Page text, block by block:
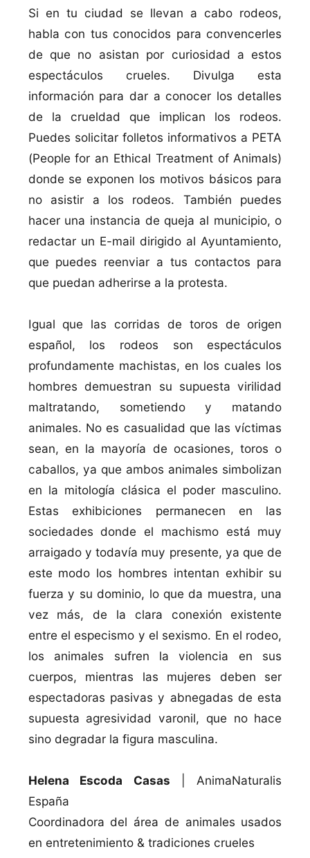
Si en tu ciudad se llevan a cabo rodeos,
habla con tus conocidos para convencerles
de que no asistan por curiosidad a estos
espectáculos crueles. Divulga esta
información para dar a conocer los detalles
de la crueldad que implican los rodeos.
Puedes solicitar folletos informativos a PETA
(People for an Ethical Treatment of Animals)
donde se exponen los motivos básicos para
no asistir a los rodeos. También puedes
hacer una instancia de queja al municipio, o
redactar un E-mail dirigido al Ayuntamiento,
que puedes reenviar a tus contactos para
que puedan adherirse a la protesta.
Igual que las corridas de toros de origen
español, los rodeos son espectáculos
profundamente machistas, en los cuales los
hombres demuestran su supuesta virilidad
maltratando, sometiendo y matando
animales. No es casualidad que las ví­ctimas
sean, en la mayorí­a de ocasiones, toros o
caballos, ya que ambos animales simbolizan
en la mitologí­a clásica el poder masculino.
Estas exhibiciones permanecen en las
sociedades donde el machismo está muy
arraigado y todaví­a muy presente, ya que de
este modo los hombres intentan exhibir su
fuerza y su dominio, lo que da muestra, una
vez más, de la clara conexión existente
entre el especismo y el sexismo. En el rodeo,
los animales sufren la violencia en sus
cuerpos, mientras las mujeres deben ser
espectadoras pasivas y abnegadas de esta
supuesta agresividad varonil, que no hace
sino degradar la figura masculina.
Helena Escoda Casas | AnimaNaturalis
España
Coordinadora del área de animales usados
en entretenimiento & tradiciones crueles